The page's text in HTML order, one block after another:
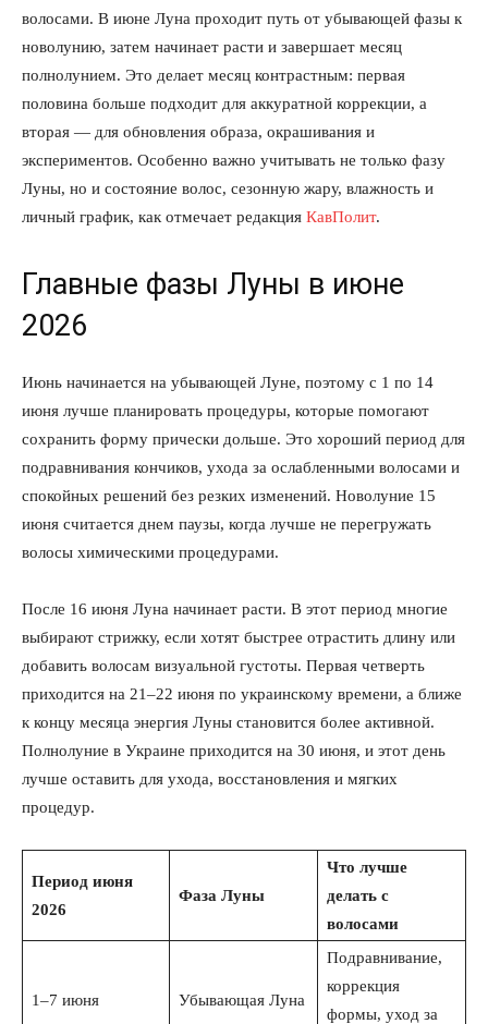
волосами. В июне Луна проходит путь от убывающей фазы к
новолунию, затем начинает расти и завершает месяц
полнолунием. Это делает месяц контрастным: первая
половина больше подходит для аккуратной коррекции, а
вторая — для обновления образа, окрашивания и
экспериментов. Особенно важно учитывать не только фазу
Луны, но и состояние волос, сезонную жару, влажность и
личный график, как отмечает редакция КавПолит.
Главные фазы Луны в июне
2026
Июнь начинается на убывающей Луне, поэтому с 1 по 14
июня лучше планировать процедуры, которые помогают
сохранить форму прически дольше. Это хороший период для
подравнивания кончиков, ухода за ослабленными волосами и
спокойных решений без резких изменений. Новолуние 15
июня считается днем паузы, когда лучше не перегружать
волосы химическими процедурами.
После 16 июня Луна начинает расти. В этот период многие
выбирают стрижку, если хотят быстрее отрастить длину или
добавить волосам визуальной густоты. Первая четверть
приходится на 21–22 июня по украинскому времени, а ближе
к концу месяца энергия Луны становится более активной.
Полнолуние в Украине приходится на 30 июня, и этот день
лучше оставить для ухода, восстановления и мягких
процедур.
Период июня
2026
Фаза Луны
Что лучше
делать с
волосами
1–7 июня Убывающая Луна
Подравнивание,
коррекция
формы, уход за